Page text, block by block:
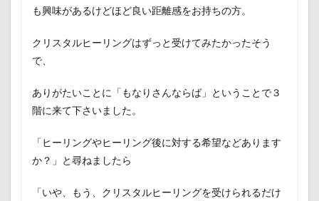
も興味があるけどほど良い距離感をお持ちの方。
クリスタルヒーリングはずっと受けてみたかったそう
で、
ありがたいことに「もなりさんならば」ということで３
階に来て下さいました。
「ヒーリングやヒーリング後に対する希望などあります
か？」と尋ねましたら
「いや、もう、クリスタルヒーリングを受けられるだけ